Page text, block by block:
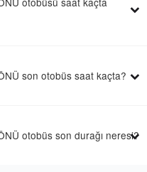
son otobüs saat kaçta?
otobüs son durağı neresi?